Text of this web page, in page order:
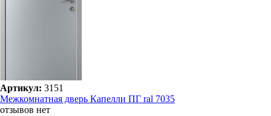
Артикул: 3151
Межкомнатная дверь Капелли ПГ ral 7035
отзывов нет